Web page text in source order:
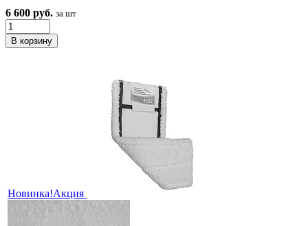
6 600 руб. за шт
Новинка!Акция